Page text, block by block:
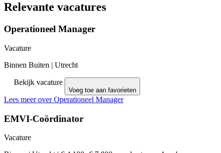
Relevante vacatures
Operationeel Manager
Vacature
Binnen Buiten | Utrecht
Bekijk vacature
Voeg toe aan favorieten
Lees meer over Operationeel Manager
EMVI-Coördinator
Vacature